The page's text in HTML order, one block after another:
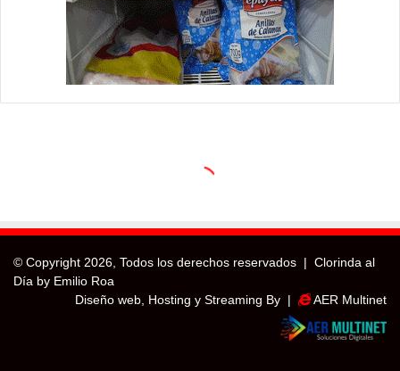
© Copyright 2026, Todos los derechos reservados | Clorinda al
Día by Emilio Roa
Diseño web, Hosting y Streaming By |
AER Multinet